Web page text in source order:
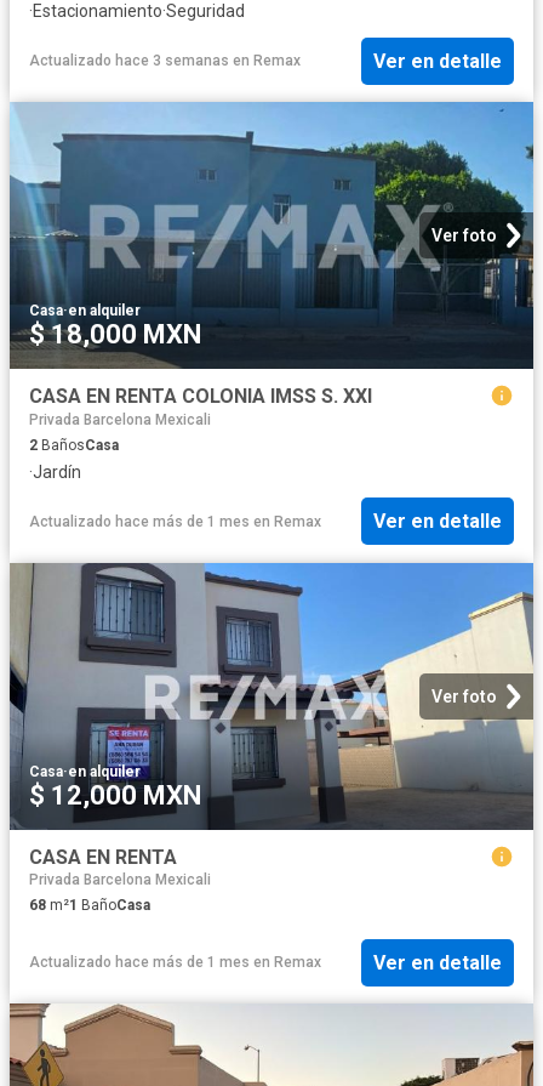
·Estacionamiento·Seguridad
Actualizado hace 3 semanas en Remax Ver en detalle
Ver foto
Casa·en alquiler
$ 18,000 MXN
CASA EN RENTA COLONIA IMSS S. XXI
Privada Barcelona Mexicali
2 BañosCasa
·Jardín
Actualizado hace más de 1 mes en Remax Ver en detalle
Ver foto
Casa·en alquiler
$ 12,000 MXN
CASA EN RENTA
Privada Barcelona Mexicali
68 m²1 BañoCasa
Actualizado hace más de 1 mes en Remax Ver en detalle